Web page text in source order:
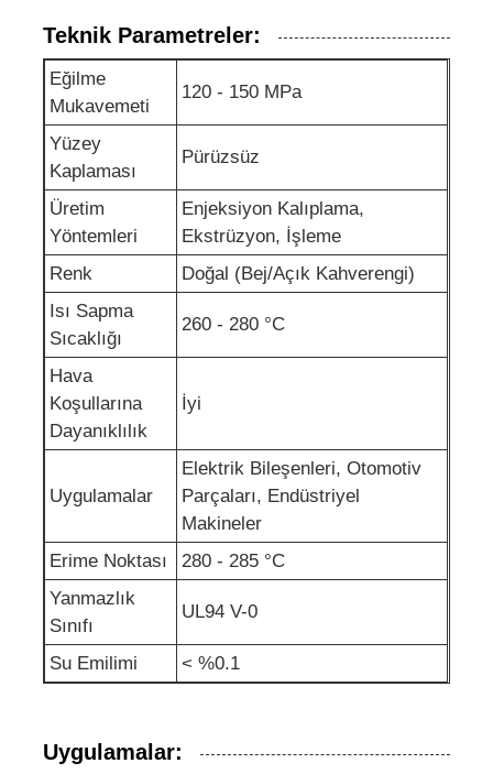
Teknik Parametreler:
Eğilme
Mukavemeti
120 - 150 MPa
Yüzey
Kaplaması
Pürüzsüz
Üretim
Yöntemleri
Enjeksiyon Kalıplama,
Ekstrüzyon, İşleme
Renk
Doğal (Bej/Açık Kahverengi)
Isı Sapma
Sıcaklığı
260 - 280 °C
Hava
Koşullarına
Dayanıklılık
İyi
Uygulamalar
Elektrik Bileşenleri, Otomotiv
Parçaları, Endüstriyel
Makineler
Erime Noktası
280 - 285 °C
Yanmazlık
Sınıfı
UL94 V-0
Su Emilimi < %0.1
Uygulamalar: